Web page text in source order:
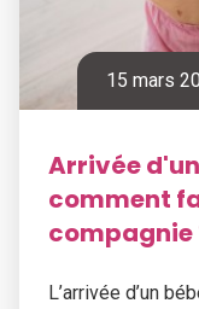
15 mars
Arrivée
comment
compagnie
L’arrivée d’un